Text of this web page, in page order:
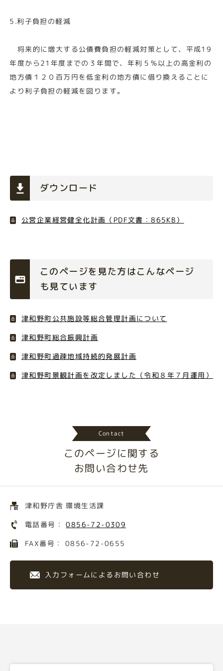
5.利子負担の軽減
将来的に増大する公債費負担の軽減対策として、平成19
年度から21年度までの３年間で、年利５％以上の高金利の
地方債１２０百万円を低金利の地方債に借り換えることに
より利子負担の軽減を図ります。
ダウンロード
公営企業経営健全化計画（PDF文書：865KB）
このページを見た方はこんなページ
も見ています
津和野町公共施設等総合管理計画について
津和野町総合振興計画
津和野町過疎地域持続的発展計画
津和野町景観計画を改定しました（令和８年７月運用）
Contact
このページに関する
お問い合わせ先
津和野庁舎 環境生活課
電話番号：0856-72-0309
FAX番号： 0856-72-0655
入力フォームによるお問い合わせ